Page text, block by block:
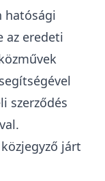
hatósági
az eredeti
szerződés
járt